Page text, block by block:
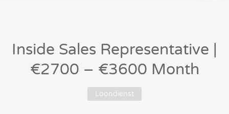
Inside Sales Representative |
€2700 – €3600 Month
Loondienst